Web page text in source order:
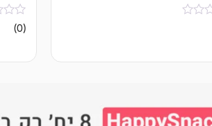
אין
ביקורות
(0)